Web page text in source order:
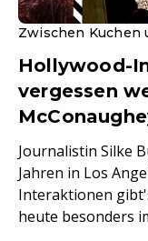
Zwischen Kuchen
Hollywood-
vergessen
Journalistin Silke
Jahren in Los
Interaktionen
heute besonders